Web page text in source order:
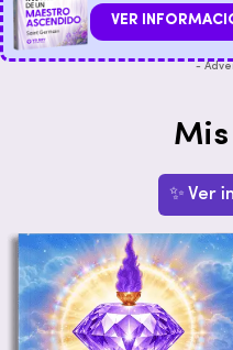
VER
-
✨ Ver